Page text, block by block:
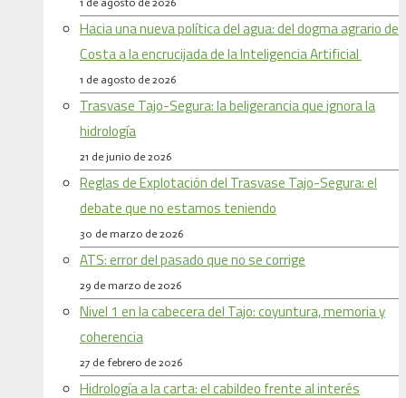
Hacia una nueva política del agua: del dogma agrario de
Costa a la encrucijada de la Inteligencia Artificial
1 de agosto de 2026
Trasvase Tajo-Segura: la beligerancia que ignora la
hidrología
21 de junio de 2026
Reglas de Explotación del Trasvase Tajo-Segura: el
debate que no estamos teniendo
30 de marzo de 2026
ATS: error del pasado que no se corrige
29 de marzo de 2026
Nivel 1 en la cabecera del Tajo: coyuntura, memoria y
coherencia
27 de febrero de 2026
Hidrología a la carta: el cabildeo frente al interés